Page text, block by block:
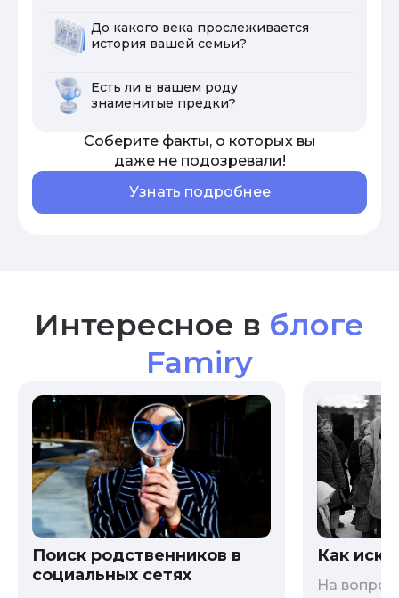
До какого века прослеживается
история вашей семьи?
Есть ли в вашем роду
знаменитые предки?
Соберите факты, о которых вы
даже не подозревали!
Узнать подробнее
Интересное в блоге
Famiry
Поиск родственников в
социальных сетях
Как
На вопрос